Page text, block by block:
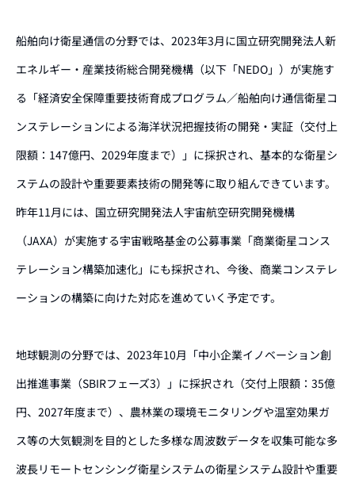
船舶向け衛星通信の分野では、2023年3月に国立研究開発法人新
エネルギー・産業技術総合開発機構（以下「NEDO」）が実施す
る「経済安全保障重要技術育成プログラム／船舶向け通信衛星コ
ンステレーションによる海洋状況把握技術の開発・実証（交付上
限額：147億円、2029年度まで）」に採択され、基本的な衛星シ
ステムの設計や重要要素技術の開発等に取り組んできています。
昨年11月には、国立研究開発法人宇宙航空研究開発機構
（JAXA）が実施する宇宙戦略基金の公募事業「商業衛星コンス
テレーション構築加速化」にも採択され、今後、商業コンステレ
ーションの構築に向けた対応を進めていく予定です。
地球観測の分野では、2023年10月「中小企業イノベーション創
出推進事業（SBIRフェーズ3）」に採択され（交付上限額：35億
円、2027年度まで）、 農林業の環境モニタリングや温室効果ガ
ス等の大気観測を目的とした多様な周波数データを収集可能な多
波長リモートセンシング衛星システムの衛星システム設計や重要